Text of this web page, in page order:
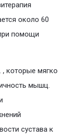
около 60
помощи
, которые мягко
мышц.
сустава к